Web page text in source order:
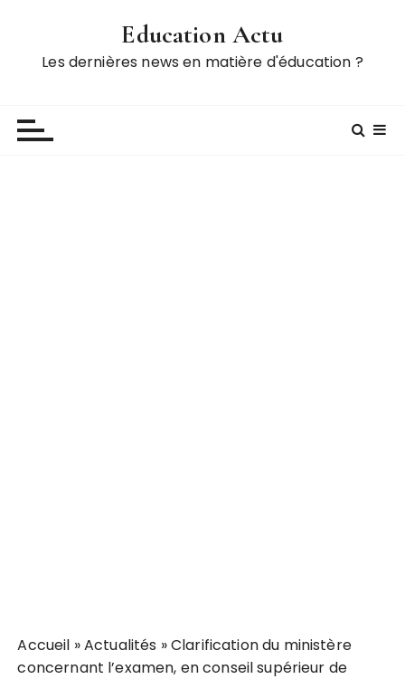
Education Actu
Les dernières news en matière d'éducation ?
Accueil »Actualités »Clarification du ministère
concernant l’examen, en conseil supérieur de